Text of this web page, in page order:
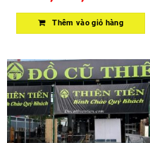
Thêm vào giỏ hàng